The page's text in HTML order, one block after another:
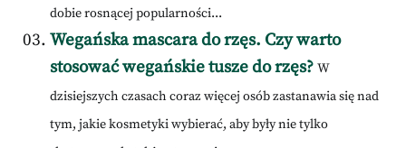
dobie rosnącej popularności...
Wegańska mascara do rzęs. Czy warto
stosować wegańskie tusze do rzęs? W
dzisiejszych czasach coraz więcej osób zastanawia się nad
tym, jakie kosmetyki wybierać, aby były nie tylko